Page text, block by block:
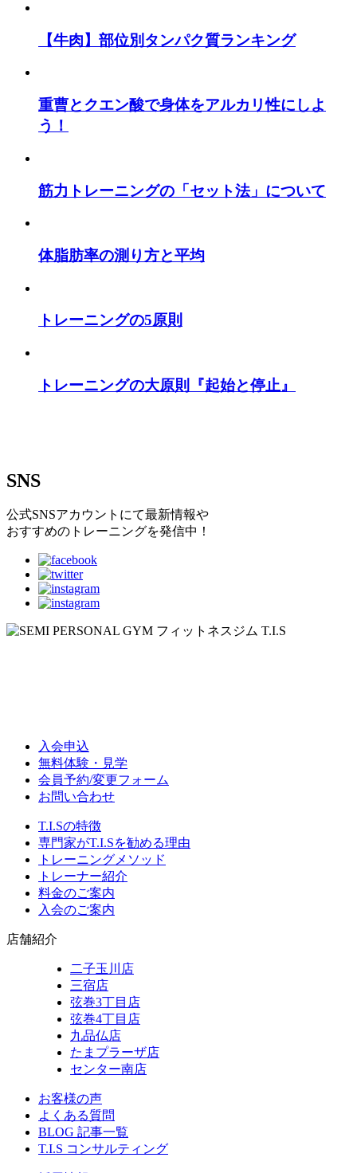
【牛肉】部位別タンパク質ランキング
重曹とクエン酸で身体をアルカリ性にしよ
う！
筋力トレーニングの「セット法」について
体脂肪率の測り方と平均
トレーニングの5原則
トレーニングの大原則『起始と停止』
SNS
公式SNSアカウントにて最新情報や
おすすめのトレーニングを発信中！
入会申込
無料体験・見学
会員予約/変更フォーム
お問い合わせ
T.I.Sの特徴
専門家がT.I.Sを勧める理由
トレーニングメソッド
トレーナー紹介
料金のご案内
入会のご案内
店舗紹介
二子玉川店
三宿店
弦巻3丁目店
弦巻4丁目店
九品仏店
たまプラーザ店
センター南店
お客様の声
よくある質問
BLOG 記事一覧
T.I.S コンサルティング